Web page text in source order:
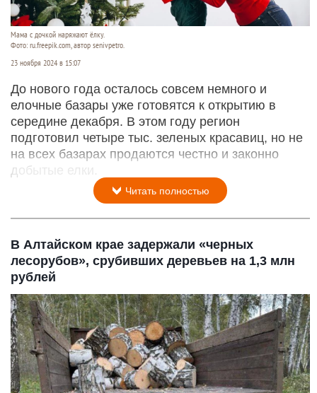
Мама с дочкой наряжают ёлку.
Фото: ru.freepik.com, автор senivpetro.
23 ноября 2024 в 15:07
До нового года осталось совсем немного и
елочные базары уже готовятся к открытию в
середине декабря. В этом году регион
подготовил четыре тыс. зеленых красавиц, но не
на всех базарах продаются честно и законно
добытые елки.
Читать полностью
В Алтайском крае задержали «черных
лесорубов», срубивших деревьев на 1,3 млн
рублей